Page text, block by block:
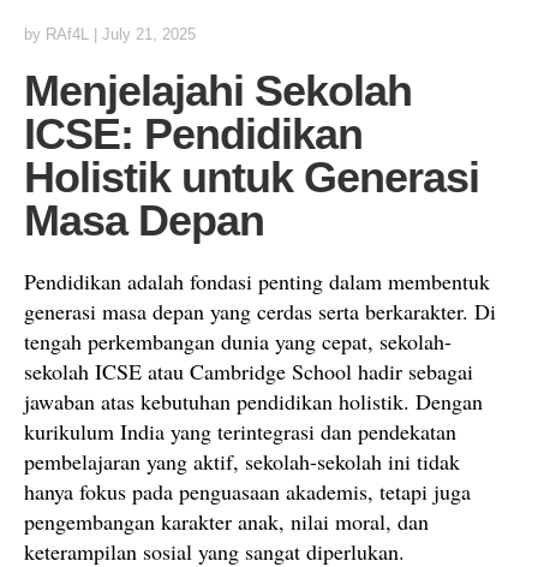
by RAf4L July 21, 2025
Menjelajahi Sekolah
ICSE: Pendidikan
Holistik untuk Generasi
Masa Depan
Pendidikan adalah fondasi penting dalam membentuk
generasi masa depan yang cerdas serta berkarakter. Di
tengah perkembangan dunia yang cepat, sekolah-
sekolah ICSE atau Cambridge School hadir sebagai
jawaban atas kebutuhan pendidikan holistik. Dengan
kurikulum India yang terintegrasi dan pendekatan
pembelajaran yang aktif, sekolah-sekolah ini tidak
hanya fokus pada penguasaan akademis, tetapi juga
pengembangan karakter anak, nilai moral, dan
keterampilan sosial yang sangat diperlukan.